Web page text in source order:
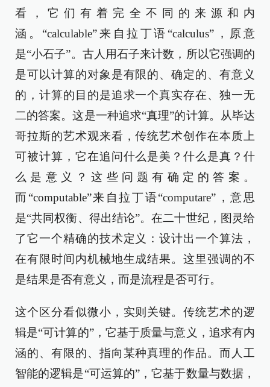
看，它们有着完全不同的来源和内
涵。“calculable”来自拉丁语“calculus”，原意
是“小石子”。古人用石子来计数，所以它强调的
是可以计算的对象是有限的、确定的、有意义
的，计算的目的是追求一个真实存在、独一无
二的答案。这是一种追求“真理”的计算。从毕达
哥拉斯的艺术观来看，传统艺术创作在本质上
可被计算，它在追问什么是美？什么是真？什
么是意义？这些问题有确定的答案。
而“computable”来自拉丁语“computare”，意思
是“共同权衡、得出结论”。在二十世纪，图灵给
了它一个精确的技术定义：设计出一个算法，
在有限时间内机械地生成结果。这里强调的不
是结果是否有意义，而是流程是否可行。
这个区分看似微小，实则关键。传统艺术的逻
辑是“可计算的”，它基于质量与意义，追求有内
涵的、有限的、指向某种真理的作品。而人工
智能的逻辑是“可运算的”，它基于数量与数据，